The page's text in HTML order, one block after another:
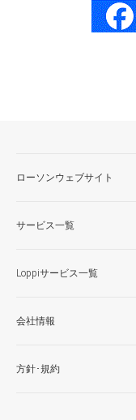
ローソンウェブサイト
サービス一覧
Loppiサービス一覧
会社情報
方針･規約